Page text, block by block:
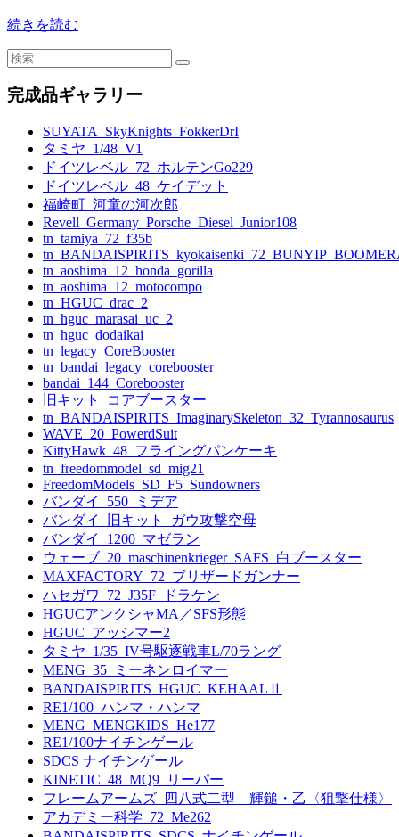
続きを読む
検
完成品ギャラリー
SUYATA_SkyKnights_FokkerDrI
タミヤ_1/48_V1
ドイツレベル_72_ホルテンGo229
ドイツレベル_48_ケイデット
福崎町_河童の河次郎
Revell_Germany_Porsche_Diesel_Junior108
tn_tamiya_72_f35b
tn_aoshima_12_honda_gorilla
tn_aoshima_12_motocompo
tn_HGUC_drac_2
tn_hguc_marasai_uc_2
tn_hguc_dodaikai
tn_legacy_CoreBooster
tn_bandai_legacy_corebooster
bandai_144_Corebooster
旧キット_コアブースター
tn_BANDAISPIRITS_ImaginarySkeleton_32_Tyrannosaurus
WAVE_20_PowerdSuit
KittyHawk_48_フライングパンケーキ
tn_freedommodel_sd_mig21
FreedomModels_SD_F5_Sundowners
バンダイ_550_ミデア
バンダイ_旧キット_ガウ攻撃空母
バンダイ_1200_マゼラン
ウェーブ_20_maschinenkrieger_SAFS_白ブースター
MAXFACTORY_72_ブリザードガンナー
ハセガワ_72_J35F_ドラケン
HGUCアンクシャMA／SFS形態
HGUC_アッシマー2
タミヤ_1/35_IV号駆逐戦車L/70ラング
MENG_35_ミーネンロイマー
BANDAISPIRITS_HGUC_KEHAALⅡ
RE1/100_ハンマ・ハンマ
MENG_MENGKIDS_He177
RE1/100ナイチンゲール
SDCS ナイチンゲール
KINETIC_48_MQ9_リーパー
フレームアームズ_四八式二型 輝鎚・乙〈狙撃仕様〉
アカデミー科学_72_Me262